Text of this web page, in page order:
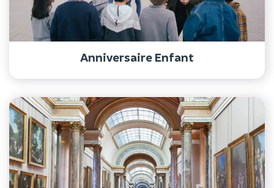
Anniversaire Enfant